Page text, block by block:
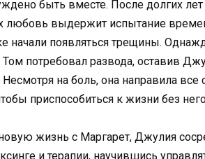
быть вместе. После долгих
любовь выдержит испытание
начали появляться трещины.
потребовал развода, оставив
на боль, она направила
приспособиться к жизни без
жизнь с Маргарет, Джулия
и терапии, научившись